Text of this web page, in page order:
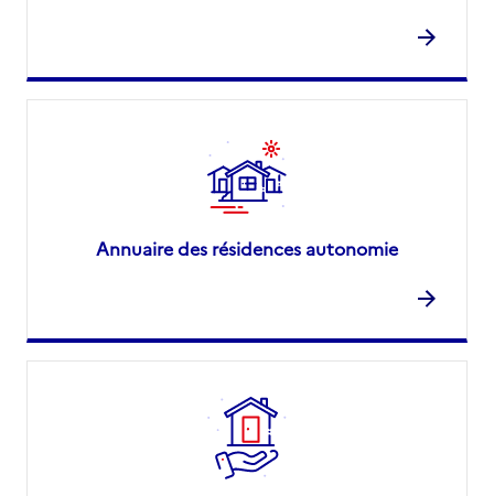
Annuaire des résidences autonomie